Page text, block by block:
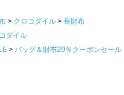
クロコダイル
長財布
ダイル
バッグ＆財布20％クーポンセール